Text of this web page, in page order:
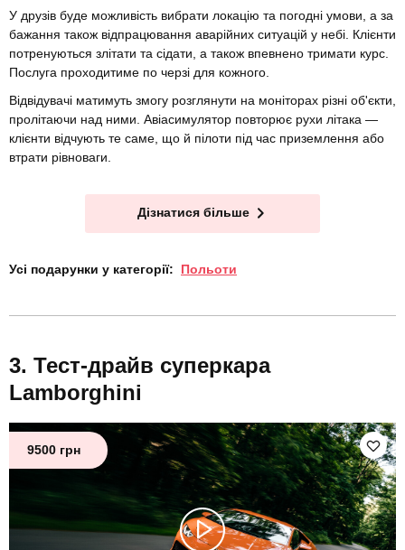
У друзів буде можливість вибрати локацію та погодні умови, а за
бажання також відпрацювання аварійних ситуацій у небі. Клієнти
потренуються злітати та сідати, а також впевнено тримати курс.
Послуга проходитиме по черзі для кожного.
Відвідувачі матимуть змогу розглянути на моніторах різні об'єкти,
пролітаючи над ними. Авіасимулятор повторює рухи літака —
клієнти відчують те саме, що й пілоти під час приземлення або
втрати рівноваги.
Дізнатися більше
Усі подарунки у категорії: Польоти
Тест-драйв суперкара
Lamborghini
9500 грн